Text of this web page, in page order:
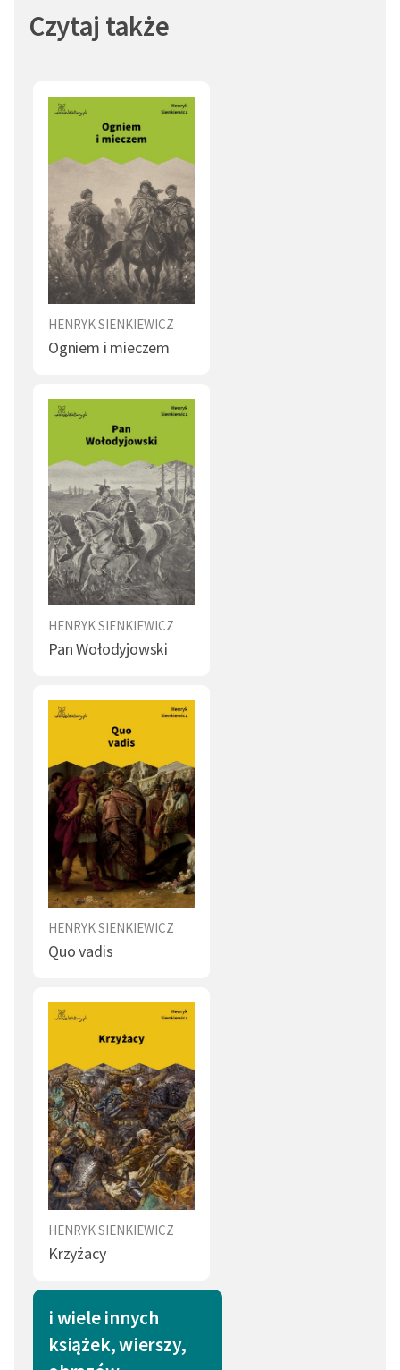
Krew (28)
Obyczaje (27)
Kobieta (25)
Zemsta (25)
Rycerz (24)
Wierność (24)
Wierzenia (23)
Miłość (23)
Zabobony (22)
Imię (22)
Pozycja społeczna (21)Cnota (21)
Obcy (21)
Grzech (20)
Śmierć (19)
Matka Boska (18)
Hańba (18)
Ambicja (17)
Sumienie (17)
Sława (17)
Pycha (17)
Przysięga (16)
Omen (16)
Miłość niespełniona (16)
Modlitwa (16)
Śmiech (16)
Śmierć bohaterska (16)Małżeństwo (16)
Zwątpienie (15)
Gniew (15)
Choroba (14)
Bogactwo (14)
Uczta (14)
Przyjaźń (14)
Interes (13)
Alkohol (12)
Zabawa (12)
Poświęcenie (12)
Łzy (12)
Mądrość (11)
Chłop (11)
Strój (10)
Sługa (10)
Grzeczność (10)
Władza (9)
Uroda (9)
Obowiązek (9)
Pochlebstwo (9)
Duma (9)
Upadek (9)
Ogień (9)
Siła (9)
Trup (8)
Naród (8)
Tajemnica (8)
Proroctwo (8)
Światło (8)
Cierpienie (8)
Czytaj także
HENRYK SIENKIEWICZ
Ogniem i mieczem
HENRYK SIENKIEWICZ
Pan Wołodyjowski
HENRYK SIENKIEWICZ
Quo vadis
HENRYK SIENKIEWICZ
Krzyżacy
i wiele innych
książek, wierszy,